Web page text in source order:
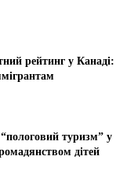
рейтинг у Канаді:
туризм” у
дітей